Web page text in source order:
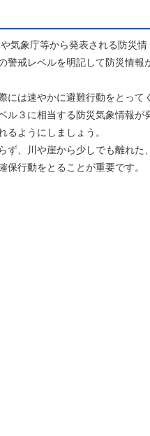
気象庁等から発表される防災情
警戒レベルを明記して防災情報
は速やかに避難行動をとってく
ル３に相当する防災気象情報が
ようにしましょう。
、川や崖から少しでも離れた、
行動をとることが重要です。